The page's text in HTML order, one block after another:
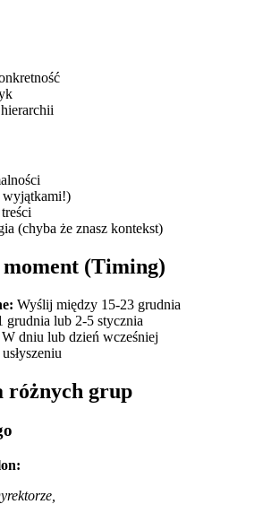
(chyba że znasz kontekst)
(Timing)
Wyślij między 15-23 grudnia
grudnia lub 2-5 stycznia
W dniu lub dzień wcześniej
różnych grup